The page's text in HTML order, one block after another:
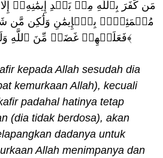
مُطۡمَئِنُّۢ بِٱلۡإِيمَٰنِ وَلَٰكِن مَّن
فَعَلَيۡهِمۡ غَضَبٞ مِّنَ ٱللَّهِ وَلَهُمۡ عَذَابٌ عَظِيمٞ١٠٦﴾
kepada Allah sesudah dia
kemurkaan Allah), kecuali
padahal hatinya tetap
(dia tidak berdosa), akan
dadanya untuk
Allah menimpanya dan